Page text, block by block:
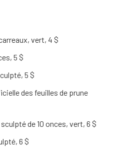
vert, 4 $
5 $
5 $
des feuilles de prune
de 10 onces, vert, 6 $
6 $